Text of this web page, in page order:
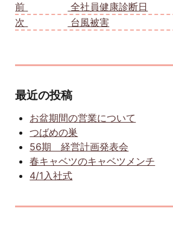
前
全社員健康診断日
次
台風被害
最近の投稿
お盆期間の営業について
つばめの巣
56期 経営計画発表会
春キャベツのキャベツメンチ
4/1入社式